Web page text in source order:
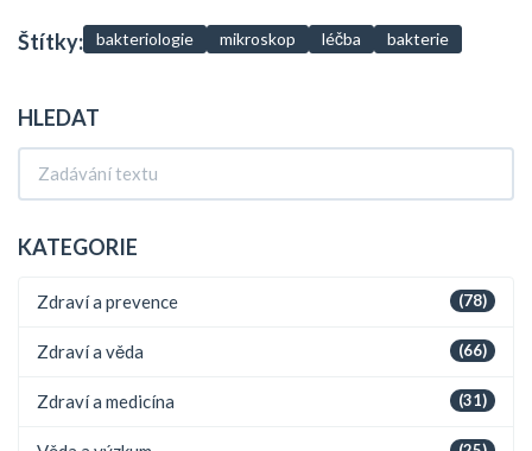
Štítky: bakteriologie mikroskop léčba bakterie
HLEDAT
KATEGORIE
(78)
Zdraví a prevence
(66)
Zdraví a věda
(31)
Zdraví a medicína